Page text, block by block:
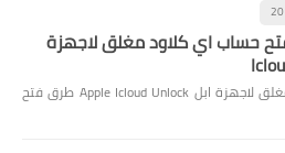
حساب اي كلاود مغلق لاجهزة
افضل طرق فتح حساب اي كلاود مغلق لاجهزة ابل Apple Icloud Unlock طرق فتح